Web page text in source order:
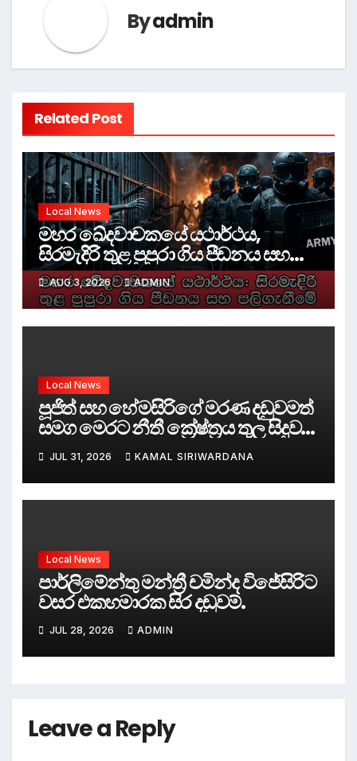
Byadmin
Related Post
Local News
මහර ඛේදවාචකයේ යථාර්ථය,
සිරමැදිරි තුළ පුපුරා ගිය පීඩනය සහ
පලිගැනීමේ දේශපාලනය
AUG 3, 2026 ADMIN
Local News
පූජිත් සහ හේමසිරිගේ මරණ දඩුවමත්
සමග මෙරට නීතී ක්‍රේෂ්ත්‍රය තුල සිදුව
ඇත්තේ කුමක්ද ?
JUL 31, 2026 KAMAL SIRIWARDANA
Local News
පාර්ලිමේන්තු මන්ත්‍රී චමින්ද විජේසිරිට
වසර එකහමාරක සිර දඬුවම්.
JUL 28, 2026 ADMIN
Leave a Reply